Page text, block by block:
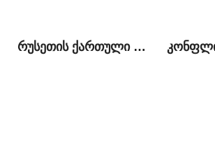
რუსეთის ქართული დიასპორა და ქართულ-რუსული ურთიერთობები